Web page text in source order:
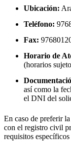
Ubicación:
Teléfono:
Fax:
Horario de
(horarios
así como la
el DNI del
En caso de preferir
con el registro civil
requisitos